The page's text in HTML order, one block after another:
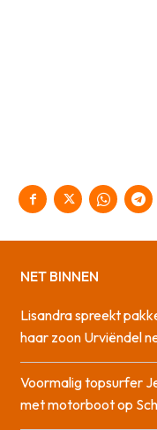
NET BINNEN
Lisandra spreekt
haar zoon Urviëndel
Voormalig topsurfer
met motorboot op